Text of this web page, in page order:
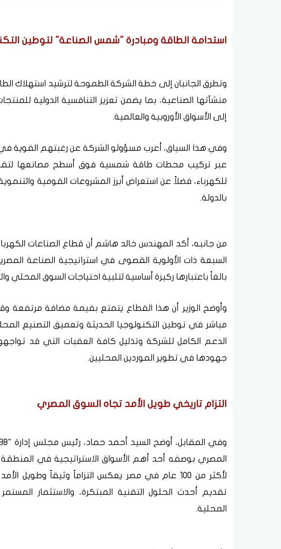
استدامة الطاقة ومبادرة "شمس الصناعة" لتوطين
وتطرق الجانبان إلى خطة الشركة الطموحة لترشيد استهلاك
منشآتها الصناعية، بما يضمن تعزيز التنافسية الدولية
إلى الأسواق الأوروبية والعالمية.
وفي هذا السياق، أعرب مسؤولو الشركة عن رغبتهم القوية
عبر تركيب محطات طاقة شمسية فوق أسطح مصانعها
للكهرباء، فضلاً عن استعراض أبرز المشروعات القومية
بالدولة.
من جانبه، أكد المهندس خالد هاشم أن قطاع الصناعات
بالغاً باعتبارها ركيزة أساسية لتلبية احتياجات السوق المحلي
وأوضح الوزير أن هذا القطاع يتمتع بقيمة مضافة مرتفعة
مباشر في توطين التكنولوجيا الحديثة وتعميق التصنيع
الدعم الكامل للشركة وتذليل كافة العقبات التي قد
جهودها في تطوير الموردين المحليين.
التزام تاريخي طويل الأمد تجاه السوق المصري
المصري بوصفه أحد أهم الأسواق الاستراتيجية في
لأكثر من 100 عام في مصر يعكس التزاماً وثيقاً وطويل
تقديم أحدث الحلول التقنية المبتكرة، والاستثمار
المحلية.